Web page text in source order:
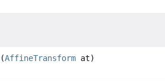
(AffineTransform at)